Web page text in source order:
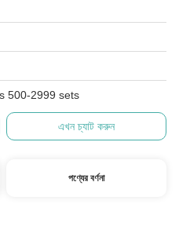
500-2999 sets
এখন চ্যাট করুন
পণ্যের বর্ণনা